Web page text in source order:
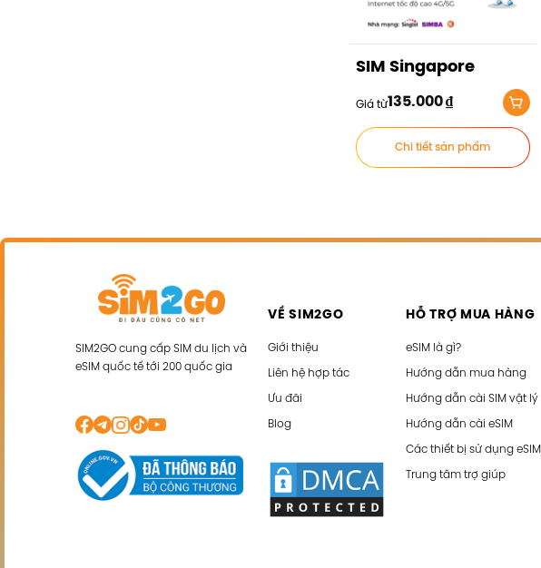
SIM Singapore
Giá từ135.000₫
Chi tiết sản phẩm
SIM2GO cung cấp SIM du lịch và
eSIM quốc tế tới 200 quốc gia
VỀ SIM2GO
Giới thiệu
Liên hệ hợp tác
Ưu đãi
Blog
HỖ TRỢ MUA HÀNG
eSIM là gì?
Hướng dẫn mua hàng
Hướng dẫn cài SIM vật lý
Hướng dẫn cài eSIM
Các thiết bị sử dụng eSIM
Trung tâm trợ giúp